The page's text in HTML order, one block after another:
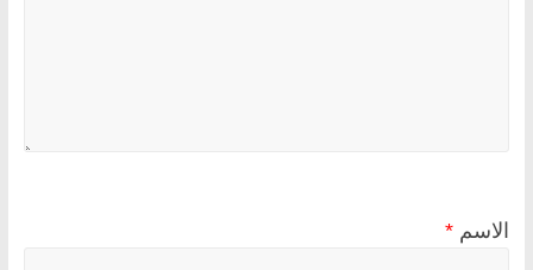
الاسم *